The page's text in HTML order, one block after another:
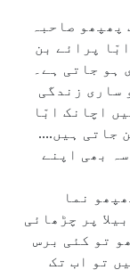
پھپھو صاحبہ
پرائے بن
ہو جاتی ہے۔
ساری زندگی
اچانک ابّا
جاتی ہیں....
بھی اپنے
نما
پر چڑھائی
تو کئی برس
تو اب تک